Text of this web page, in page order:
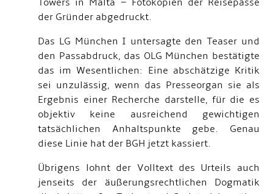
Towers in Malta – Fotokopien der Reisepässe
der Gründer abgedruckt.
Das LG München I untersagte den Teaser und
den Passabdruck, das OLG München bestätigte
das im Wesentlichen: Eine abschätzige Kritik
sei unzulässig, wenn das Presseorgan sie als
Ergebnis einer Recherche darstelle, für die es
objektiv keine ausreichend gewichtigen
tatsächlichen Anhaltspunkte gebe. Genau
diese Linie hat der BGH jetzt kassiert.
Übrigens lohnt der Volltext des Urteils auch
jenseits der äußerungsrechtlichen Dogmatik